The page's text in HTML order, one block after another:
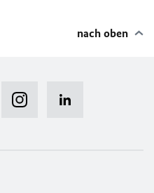
nach oben